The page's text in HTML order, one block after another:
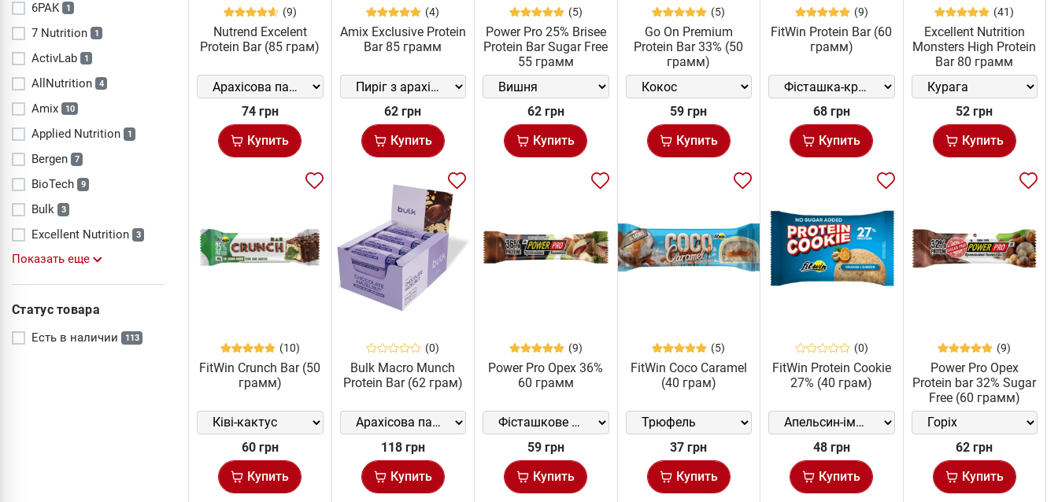
(9)
Nutrend Excelent
Protein Bar (85 грам)
74 грн
Купить
(4)
Amix Exclusive Protein
Bar 85 грамм
62 грн
Купить
(5)
Power Pro 25% Brisee
Protein Bar Sugar Free
55 грамм
62 грн
Купить
(5)
Go On Premium
Protein Bar 33% (50
грамм)
59 грн
Купить
(9)
FitWin Protein Bar (60
грамм)
68 грн
Купить
(41)
Excellent Nutrition
Monsters High Protein
Bar 80 грамм
52 грн
Купить
(10)
FitWin Crunch Bar (50
грамм)
60 грн
Купить
(0)
Bulk Macro Munch
Protein Bar (62 грам)
118 грн
Купить
(9)
Power Pro Орех 36%
60 грамм
59 грн
Купить
(5)
FitWin Coco Caramel
(40 грам)
37 грн
Купить
(0)
FitWin Protein Cookie
27% (40 грам)
48 грн
Купить
(9)
Power Pro Орех
Protein bar 32% Sugar
Free (60 грамм)
62 грн
Купить
6PAK 1
7 Nutrition 1
ActivLab 1
AllNutrition 4
Amix 10
Applied Nutrition 1
Bergen 7
BioTech 9
Bulk 3
Excellent Nutrition 3
Показать еще
Статус товара
Есть в наличии 113